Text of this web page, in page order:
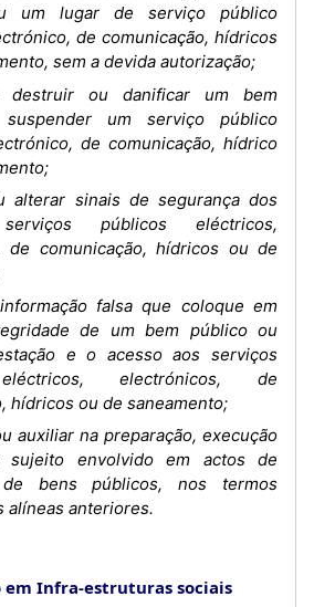
um lugar de serviço público
de comunicação, hídricos
sem a devida autorização;
destruir ou danificar um bem
um serviço público
de comunicação, hídrico
alterar sinais de segurança dos
públicos eléctricos,
de comunicação, hídricos ou de
falsa que coloque em
de um bem público ou
e o acesso aos serviços
electrónicos, de
hídricos ou de saneamento;
auxiliar na preparação, execução
envolvido em actos de
de bens públicos, nos termos
alíneas anteriores.
em Infra-estruturas sociais